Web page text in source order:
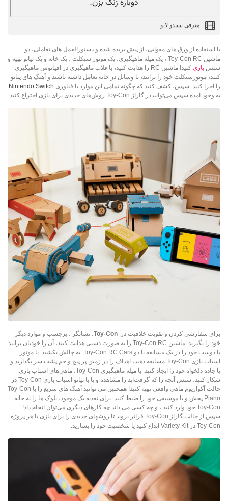
معرفی نینتندو لابو
با استفاده از ورق های مقوایی، از پیش بریده شده و دستورالعمل های تعاملی، دو
ماشین Toy-Con RC ، یک میله ماهیگیری، یک موتور سیکلت ، یک خانه و یک پیانو تهیه و
سپس بازی
کنید! ماشین RC را هدایت کنید، با قلاب ماهیگیری در اقیانوس ماهیگیری
کنید، موتورسیکلت خود را برانید، با وسایل در خانه تعامل داشته باشید و آهنگ های پیانو
را اجرا کنید. سپس، کشف کنید که چگونه تمامی این موارد با فناوری Nintendo Switch
به وجود آمده سپس می‌توانیددر گاراژ Toy-Con روش‌های جدیدی برای بازی اختراع کنید.
برای سفارشی کردن و تقویت خلاقیت در Toy-Con، نشانگر ، برچسب و موارد دیگر
خود را بگیرید. ماشین Toy-Con RC را به صورت دستی هدایت کنید، آن را خودتان برانید
یا دوست خود را در یک مسابقه با دو Toy-Con RC Cars به چالش بکشید. با موتور
اسباب بازی Toy-Con مسابقه دهید، اهداف را در زمین پر پیچ و خم پشت سر بگذارید و
یا جاده دلخواه خود را ایجاد کنید. با میله ماهیگیری Toy-Con، ماهی‌های اسباب بازی
شکار کنید، سپس آنچه را که گرفت‌اید را مشاهده و یا با پیانو اسباب بازی Toy-Con در
حالت آکواریوم ماهی واقعی تهیه کنید! همچنین می توانید آهنگ های سریع را با Toy-Con
Piano پخش و یا موسیقی خود را ضبط کنید. برای تغذیه یک موجود، بلوک ها را به خانه
Toy-Con خود وارد کنید ، و چه کسی می داند چه کارهای دیگری می‌توان انجام داد!
سپس از حالت گاراژ Toy-Con فراتر بروید تا روشهای جدیدی را برای بازی با هر پروژه
Toy-Con در Variety Kit ابداع کنید یا شخصیت خود را بسازید.